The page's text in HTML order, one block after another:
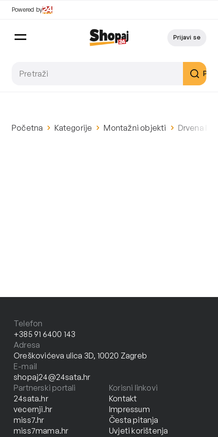
Powered by
Prijavi se
Početna Kategorije Montažni objekti Drvena
Telefon
+385 91 6400 143
Adresa
Oreškovićeva ulica 3D, 10020 Zagreb
E-mail
shopaj24@24sata.hr
Partnerski portali
24sata.hr
vecernji.hr
miss7.hr
miss7mama.hr
Korisni linkovi
Kontakt
Impressum
Česta pitanja
Uvjeti korištenja